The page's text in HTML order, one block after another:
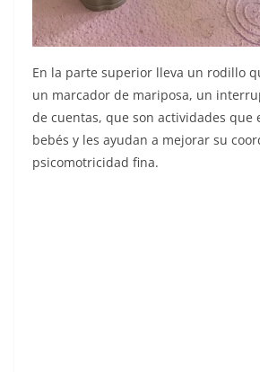
En la parte superior lleva un rodillo
un marcador de mariposa, un
de cuentas, que son actividades que
bebés y les ayudan a mejorar su
psicomotricidad fina.